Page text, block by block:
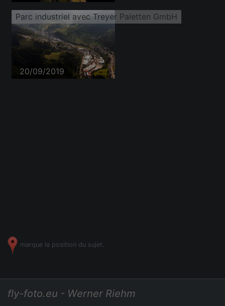
Parc industriel avec Treyer Paletten GmbH
20/09/2019
marque la position du sujet.
fly-foto.eu - Werner Riehm